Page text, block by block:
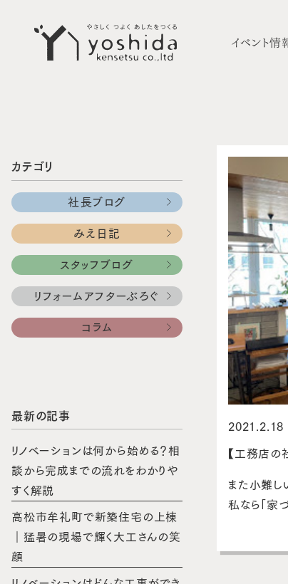
イベント情
カテゴリ
社長ブログ
みえ日記
スタッフブログ
リフォームアフターぶろぐ
コラム
最新の記事
リノベーションは何から始める？相
談から完成までの流れをわかりや
すく解説
高松市牟礼町で新築住宅の上棟
｜猛暑の現場で輝く大工さんの笑
顔
2021.2.18
【工務店
また小難し
私なら「家